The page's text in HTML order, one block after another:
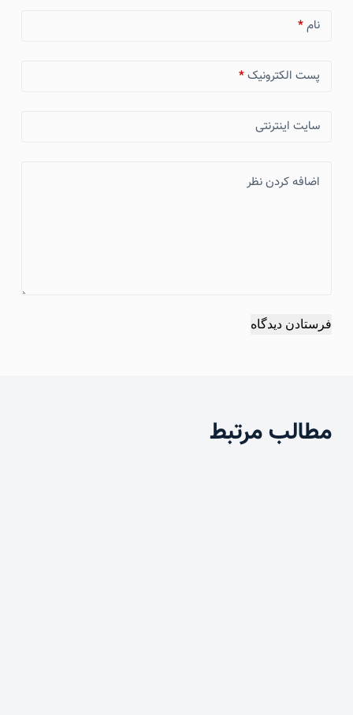
نام*
پست الکترونیک*
سایت اینترنتی
اضافه کردن نظر
فرستادن دیدگاه
مطالب مرتبط